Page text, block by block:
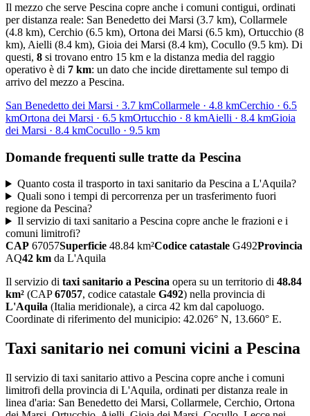
Il mezzo che serve Pescina copre anche i comuni contigui, ordinati
per distanza reale: San Benedetto dei Marsi (3.7 km), Collarmele
(4.8 km), Cerchio (6.5 km), Ortona dei Marsi (6.5 km), Ortucchio (8
km), Aielli (8.4 km), Gioia dei Marsi (8.4 km), Cocullo (9.5 km). Di
questi, 8 si trovano entro 15 km e la distanza media del raggio
operativo è di 7 km: un dato che incide direttamente sul tempo di
arrivo del mezzo a Pescina.
San Benedetto dei Marsi · 3.7 kmCollarmele · 4.8 kmCerchio · 6.5
kmOrtona dei Marsi · 6.5 kmOrtucchio · 8 kmAielli · 8.4 kmGioia
dei Marsi · 8.4 kmCocullo · 9.5 km
Domande frequenti sulle tratte da Pescina
Quanto costa il trasporto in taxi sanitario da Pescina a L'Aquila?
Quali sono i tempi di percorrenza per un trasferimento fuori
regione da Pescina?
Il servizio di taxi sanitario a Pescina copre anche le frazioni e i
comuni limitrofi?
CAP 67057Superficie 48.84 km²Codice catastale G492Provincia
AQ42 km da L'Aquila
Il servizio di taxi sanitario a Pescina opera su un territorio di 48.84
km² (CAP67057, codice catastale G492) nella provincia di
L'Aquila (Italia meridionale), a circa 42 km dal capoluogo.
Coordinate di riferimento del municipio: 42.026° N, 13.660° E.
Taxi sanitario nei comuni vicini a Pescina
Il servizio di taxi sanitario attivo a Pescina copre anche i comuni
limitrofi della provincia di L'Aquila, ordinati per distanza reale in
linea d'aria: San Benedetto dei Marsi, Collarmele, Cerchio, Ortona